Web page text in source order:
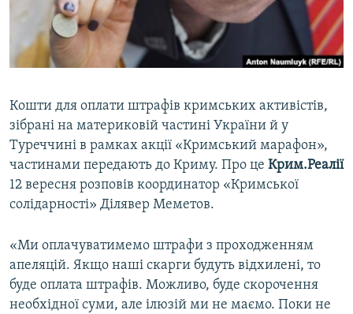
СВІДЧЕННЯ ОКУПАЦІЇ
УКРАЇНСЬКА ПРОБЛЕМА КРИМУ
ІНФОГРАФІКА
Qırımtatar
ДОЛУЧАЙСЯ!
Усі сайти RFE/RL
Кошти для оплати штрафів кримських активістів,
зібрані на материковій частині України й у
Туреччині в рамках акції «Кримський марафон»,
частинами передають до Криму. Про це Крим.Реалії
12 вересня розповів координатор «Кримської
солідарності» Ділявер Меметов.
«Ми оплачуватимемо штрафи з проходженням
апеляцій. Якщо наші скарги будуть відхилені, то
буде оплата штрафів. Можливо, буде скорочення
необхідної суми, але ілюзій ми не маємо. Поки не